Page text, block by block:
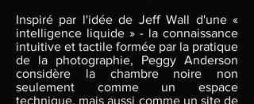
Inspiré par l'idée de Jeff Wall d'une «
intelligence liquide » - la connaissance
intuitive et tactile formée par la pratique
de la photographie, Peggy Anderson
considère la chambre noire non
seulement comme un espace
technique, mais aussi comme un site de